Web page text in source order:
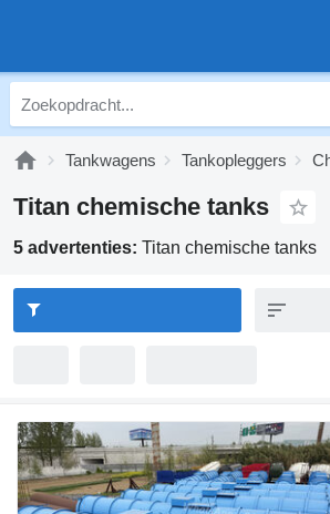
Tankwagens Tankopleggers
Titan chemische tanks
5 advertenties: Titan chemische tanks